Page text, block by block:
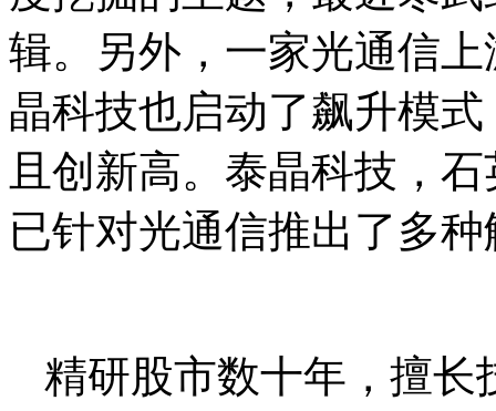
辑。另外，一家光通信
晶科技也启动了飙升模
且创新高。泰晶科技，
已针对光通信推出了多
精研股市数十年，擅长